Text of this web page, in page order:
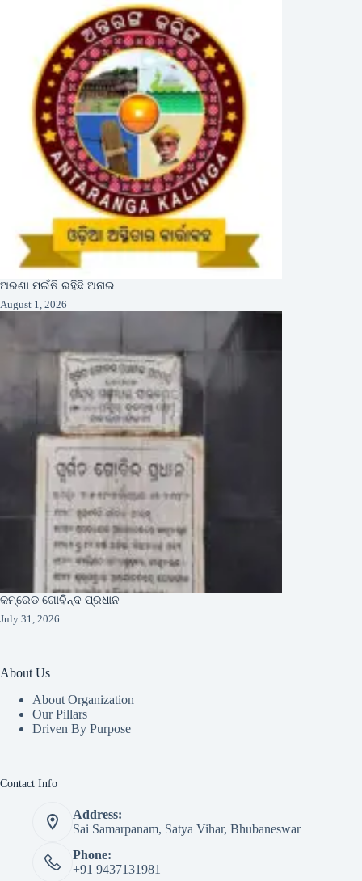
ଅରଣା ମଇଁଷି ରହିଛି ଅନାଇ
August 1, 2026
କମ୍ରେଡ ଗୋବିନ୍ଦ ପ୍ରଧାନ
July 31, 2026
About Us
About Organization
Our Pillars
Driven By Purpose​
Contact Info
Address:
Sai Samarpanam, Satya Vihar, Bhubaneswar
Phone:
+91 9437131981